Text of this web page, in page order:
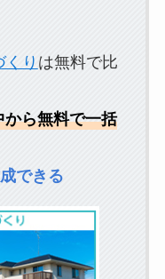
くり は無料で比
ら無料で一括
できる